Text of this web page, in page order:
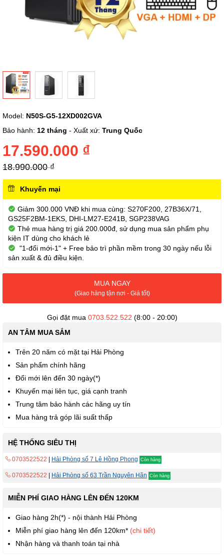
đến
phần
của
thư
viện
ảnh
Model: N50S-G5-12XD002GVA
Bảo hành: 12 tháng - Xuất xứ: Trung Quốc
17.590.000 ₫
18.990.000 ₫
Khuyến mại
Giảm 300.000 VNĐ khi mua cùng: S270F200, 27B36X/71,
GS25F2BM-1EKS, DHI-LM27-E241B, SGP238VAG
Thẻ mua hàng trị giá 200.000đ, sử dụng mua sản phẩm phụ
kiện IT dùng cho khách lẻ
"1-đổi mới-1" + Free bảo trì phần mềm trong 30 ngày nếu lỗi
sản xuất & đủ điều kiện.
MUA NGAY
(Giao hàng tận nơi - Giá tốt)
Gọi đặt mua 0703.522.522 (8:00 - 20:00)
AN TÂM MUA SẮM
Trên 20 năm có mặt tại Hải Phòng
Sản phẩm chính hãng
Đổi mới lên đến 30 ngày(*)
Khuyến mại liên tục, giá cạnh tranh
Trung tâm bảo hành các hãng uy tín
Mua hàng trả góp lãi suất thấp
HỆ THỐNG SIÊU THỊ
0703522522 Hải Phòng số 7 Lê Hồng Phong Còn hàng
0703522522 Hải Phòng số 63 Trần Nguyên Hãn Còn hàng
MIỄN PHÍ GIAO HÀNG LÊN ĐẾN 120KM
Giao hàng 2h(*) - nội thành Hải Phòng
Miễn phí giao hàng lên đến 120km* (chi tiết)
Nhận hàng và thanh toán tại nhà